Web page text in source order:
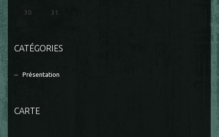
30 31
CATÉGORIES
Présentation
CARTE